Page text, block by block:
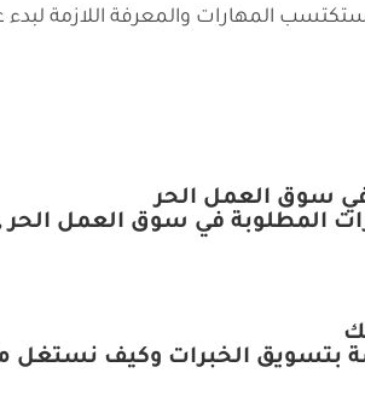
ستكتسب المهارات والمعرفة اللازمة
في سوق العمل الحر
المطلوبة في سوق العمل
بتسويق الخبرات وكيف نستغل